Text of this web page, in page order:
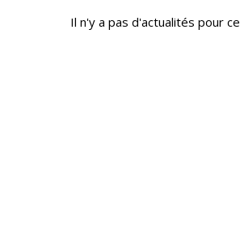
Il n'y a pas d'actualités pour